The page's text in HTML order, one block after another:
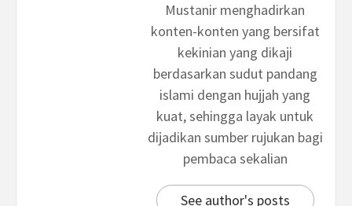
Mustanir menghadirkan
konten-konten yang bersifat
kekinian yang dikaji
berdasarkan sudut pandang
islami dengan hujjah yang
kuat, sehingga layak untuk
dijadikan sumber rujukan bagi
pembaca sekalian
See author's posts